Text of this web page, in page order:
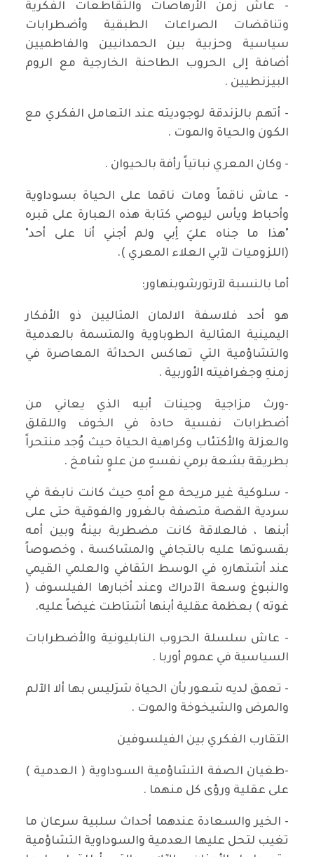
- عاش زمن الأرهاصات والتقاطعات الفكرية
وتناقضات الصراعات الطبقية وأضطرابات
سياسية وحزبية بين الحمدانيين والفاطميين
أضافة إلى الحروب الطاحنة الخارجية مع الروم
البيزنطيين .
- أتهم بالزندقة لوجوديته عند التعامل الفكري مع
الكون والحياة والموت .
- وكان المعري نباتياً رأفة بالحيوان .
- عاش ناقماً ومات ناقما على الحياة بسوداوية
وأحباط ويأس ليوصي كتابة هذه العبارة على قبره
"هذا ما جناه عليَ أِبي ولم أجني أنا على أحد"
(اللزوميات لآبي العلاء المعري ).
أما بالنسبة لآرتورشوبنهاور:
هو أحد فلاسفة الالمان المثاليين ذو الأفكار
اليمينية المثالية الطوباوية والمتسمة بالعدمية
والتشاؤمية التي تعاكس الحداثة المعاصرة في
زمنهِ وجغرافيته الأوربية .
-ورث مزاجية وجينات أبيه الذي يعاني من
أضطرابات نفسية حادة في الخوف واللقلق
والعزلة والأكتئاب وكراهية الحياة حيث وُجد منتحراً
بطريقة بشعة برمي نفسهِ من علوٍ شامخ .
- سلوكية غير مريحة مع أمهِ حيث كانت نابغة في
سردية القصة متصفة بالغرور والفوقية حتى على
أبنها ، فالعلاقة كانت مضطربة بينهُ وبين أمه
بقسوتها عليه بالتجافي والمشاكسة ، وخصوصاً
عند أشتهارهِ في الوسط الثقافي والعلمي القيمي
والنبوغ وسعة الآدراك وعند أخبارها الفيلسوف (
غوته ) بعظمة عقلية أبنها أشتاطت غيضاً عليه.
- عاش سلسلة الحروب النابليونية والأضطرابات
السياسية في عموم أوربا .
- تعمق لديه شعور بأن الحياة شرَليس بها ألا الآلم
والمرض والشيخوخة والموت .
التقارب الفكري بين الفيلسوفين
-طغيان الصفة التشاؤمية السوداوية ( العدمية )
على عقلية ورؤى كل منهما .
- الخير والسعادة عندهما أحداث سلبية سرعان ما
تغيب لتحل عليها العدمية والسوداوية التشاؤمية